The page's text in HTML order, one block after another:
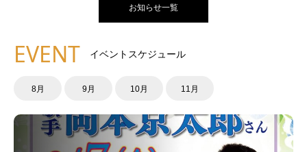
お知らせ一覧
EVENT イベントスケジュール
8月 9月 10月 11月